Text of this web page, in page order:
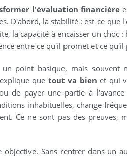
l'évaluation financière
D'abord, la stabilité : est-ce
la capacité à encaisser un choc
entre ce qu'il promet et ce
point basique, mais souvent
que tout va bien et qui
de payer une partie à
inhabituelles, change
Ce ne sont pas des preuves,
Sans rentrer dans un